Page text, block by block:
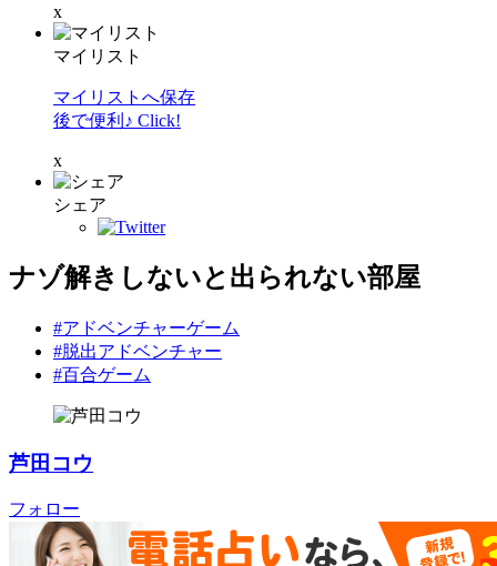
x
マイリスト
マイリストへ保存
後で便利♪ Click!
x
シェア
ナゾ解きしないと出られない部屋
#アドベンチャーゲーム
#脱出アドベンチャー
#百合ゲーム
芦田コウ
フォロー